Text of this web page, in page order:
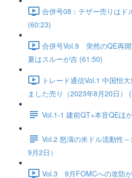
合併号08：テザー売りはド
(60:23)
合併号Vol.9 突然のQE再開
夏はスルーが吉 (61:50)
トレード通信Vol.1 中国恒
ました売り（2023年8月20日）
Vol.1-1 建前QT×本音QEほ
Vol.2 怒濤の米ドル流動性
9月2日）
Vol.3 9月FOMCへの攻防